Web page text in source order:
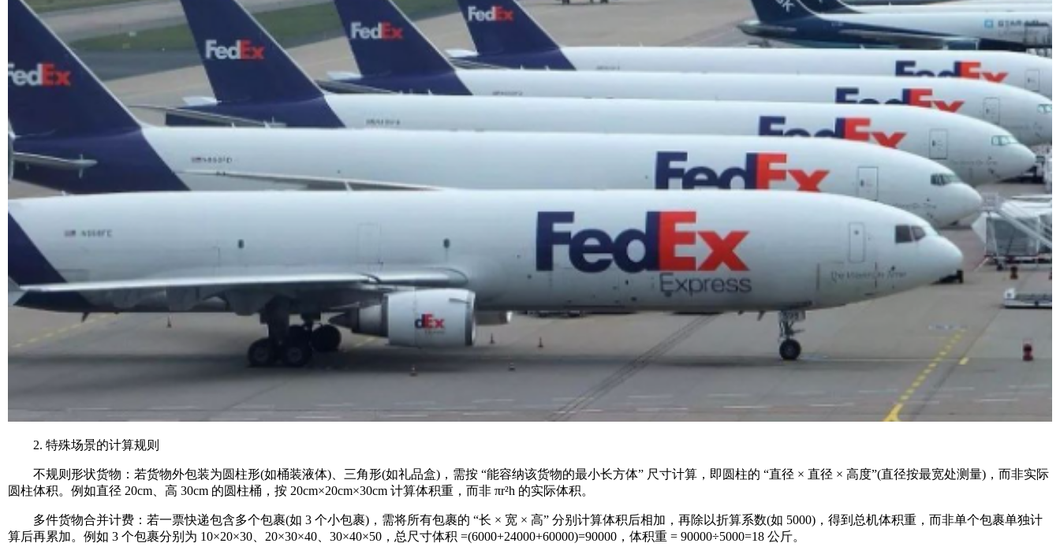
2. 特殊场景的计算规则
不规则形状货物：若货物外包装为圆柱形(如桶装液体)、三角形(如礼品盒)，需按 “能容纳该货物的最小长方体” 尺寸计算，即圆柱的 “直径 × 直径 × 高度”(直径按最宽处测量)，而非实际
圆柱体积。例如直径 20cm、高 30cm 的圆柱桶，按 20cm×20cm×30cm 计算体积重，而非 πr²h 的实际体积。
多件货物合并计费：若一票快递包含多个包裹(如 3 个小包裹)，需将所有包裹的 “长 × 宽 × 高” 分别计算体积后相加，再除以折算系数(如 5000)，得到总机体积重，而非单个包裹单独计
算后再累加。例如 3 个包裹分别为 10×20×30、20×30×40、30×40×50，总尺寸体积 =(6000+24000+60000)=90000，体积重 = 90000÷5000=18 公斤。